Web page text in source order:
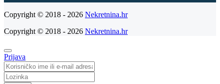
Copyright © 2018 - 2026 Nekretnina.hr
Copyright © 2018 - 2026 Nekretnina.hr
Prijava